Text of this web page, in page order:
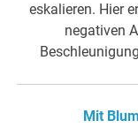
eskalieren. Hier
negativen
Mit